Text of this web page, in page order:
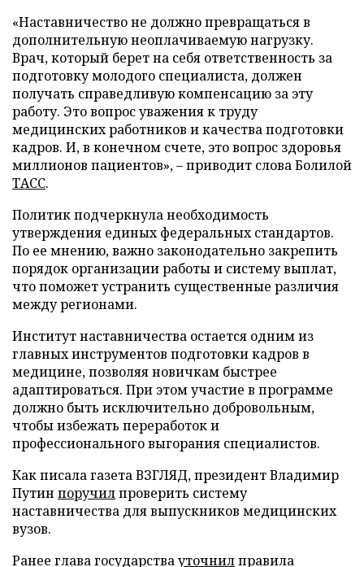
«Наставничество не должно превращаться в
дополнительную неоплачиваемую нагрузку.
Врач, который берет на себя ответственность за
подготовку молодого специалиста, должен
получать справедливую компенсацию за эту
работу. Это вопрос уважения к труду
медицинских работников и качества подготовки
кадров. И, в конечном счете, это вопрос здоровья
миллионов пациентов», – приводит слова Болилой
ТАСС.
Политик подчеркнула необходимость
утверждения единых федеральных стандартов.
По ее мнению, важно законодательно закрепить
порядок организации работы и систему выплат,
что поможет устранить существенные различия
между регионами.
Институт наставничества остается одним из
главных инструментов подготовки кадров в
медицине, позволяя новичкам быстрее
адаптироваться. При этом участие в программе
должно быть исключительно добровольным,
чтобы избежать переработок и
профессионального выгорания специалистов.
Как писала газета ВЗГЛЯД, президент Владимир
Путин поручилпроверить систему
наставничества для выпускников медицинских
вузов.
Ранее глава государствауточнилправила